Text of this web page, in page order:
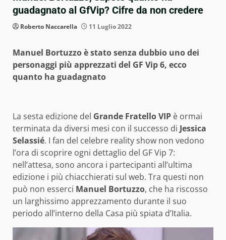
guadagnato al GfVip? Cifre da non credere
Roberto Naccarella 11 Luglio 2022
Manuel Bortuzzo è stato senza dubbio uno dei
personaggi più apprezzati del GF Vip 6, ecco
quanto ha guadagnato
La sesta edizione del Grande Fratello VIP è ormai
terminata da diversi mesi con il successo di Jessica
Selassié. I fan del celebre reality show non vedono
l’ora di scoprire ogni dettaglio del GF Vip 7:
nell’attesa, sono ancora i partecipanti all’ultima
edizione i più chiacchierati sul web. Tra questi non
può non esserci Manuel Bortuzzo, che ha riscosso
un larghissimo apprezzamento durante il suo
periodo all’interno della Casa più spiata d’Italia.